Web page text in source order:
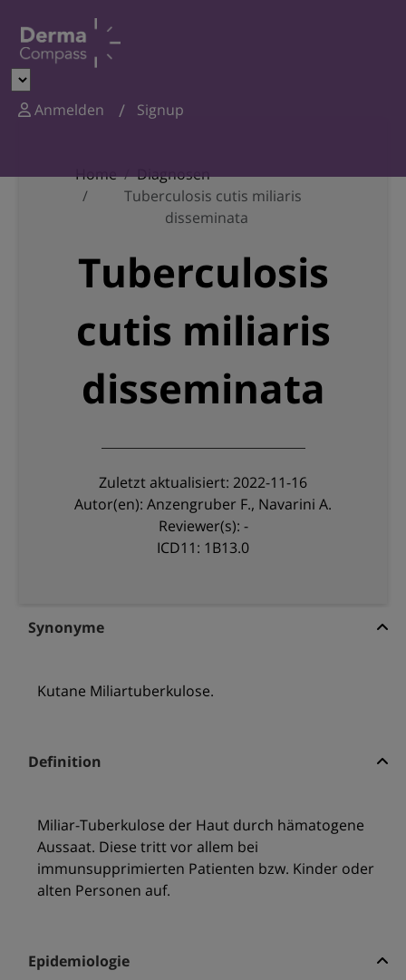
Anmelden Signup
Home
Diagnosen
Tuberculosis cutis miliaris
disseminata
Tuberculosis
cutis miliaris
disseminata
Zuletzt aktualisiert: 2022-11-16
Autor(en): Anzengruber F., Navarini A.
Reviewer(s): -
ICD11: 1B13.0
Synonyme
Kutane Miliartuberkulose.
Definition
Miliar-Tuberkulose der Haut durch hämatogene
Aussaat. Diese tritt vor allem bei
immunsupprimierten Patienten bzw. Kinder oder
alten Personen auf.
Epidemiologie